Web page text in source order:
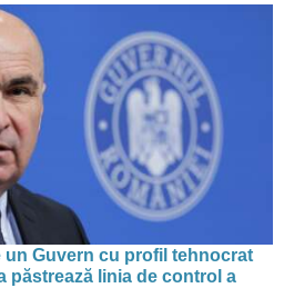
un Guvern cu profil tehnocrat
păstrează linia de control a